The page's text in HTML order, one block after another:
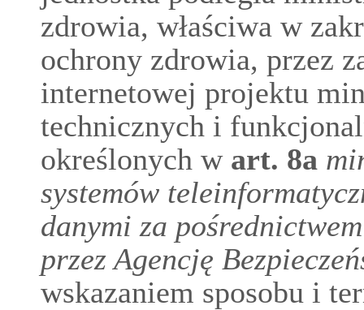
zdrowia, właściwa w
ochrony zdrowia, przez
internetowej projektu
technicznych i
określonych wart. 8a
systemów
danymi za
przez Agencję
wskazaniem sposobu i